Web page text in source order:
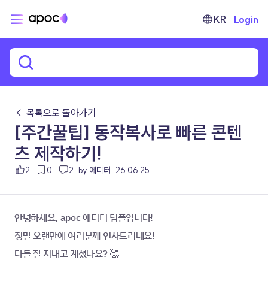
KR Login
← 목록으로 돌아가기
[주간꿀팁] 동작복사로 빠른 콘텐
츠 제작하기!
2 0 2 by 에디터 26.06.25
안녕하세요, apoc 에디터 딤플입니다!
정말 오랜만에 여러분께 인사드리네요!
다들 잘 지내고 계셨나요? 🥰